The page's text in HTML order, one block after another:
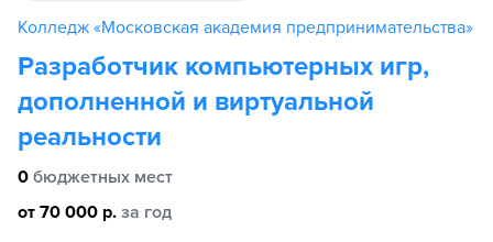
Колледж «Московская академия предпринимательства»
Разработчик компьютерных игр,
дополненной и виртуальной
реальности
0 бюджетных мест
от 70 000 р. за год